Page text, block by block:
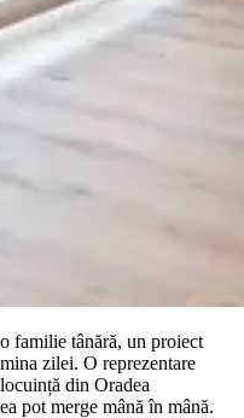
familie tânără, un proiect
zilei. O reprezentare
din Oradea
pot merge mână în mână.